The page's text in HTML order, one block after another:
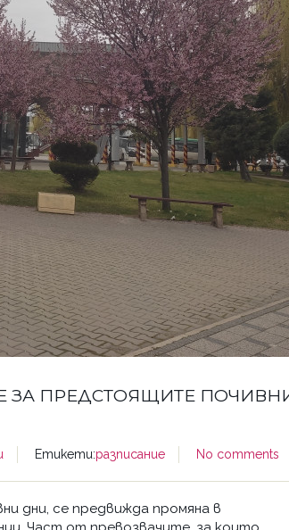
ЗА ПРЕДСТОЯЩИТЕ
Етикети:разписание No comments
дни, се предвижда промяна в